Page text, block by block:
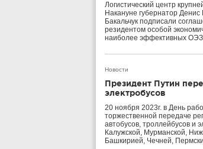
Логистический центр
Накануне губернатор
Бакальчук подписали
резидентом особой
наиболее эффективных
Новости
Президент Путин
электробусов
20 ноября 2023г. в День
торжественной передаче
автобусов, троллейбусов и
Калужской, Мурманской,
Башкирией, Чечней,